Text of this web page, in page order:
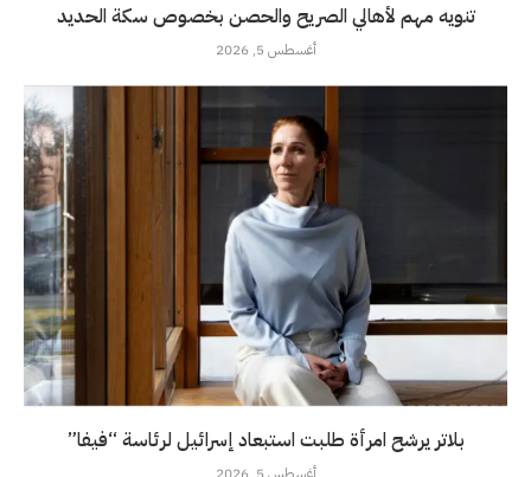
تنويه مهم لأهالي الصريح والحصن بخصوص سكة الحديد
أغسطس 5, 2026
بلاتر يرشح امرأة طلبت استبعاد إسرائيل لرئاسة “فيفا”